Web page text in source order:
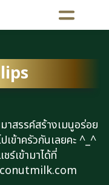
สรรค์สร้างเมนูอร่อย
เข้าครัวกันเลยคะ ^_^
ร์เข้ามาได้ที่